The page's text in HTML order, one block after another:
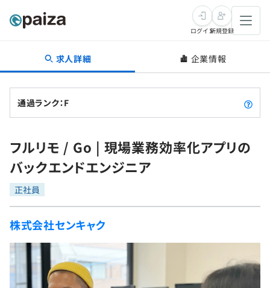
転職・キャリア
転職成功ガイド
転職エージェント
インタビュー
転職成功ガイド
新卒就活
求人検索
本選考
インターン
新卒エージェント
イベント・セミナー
学習
問題集
プログラミング言語
評価結果一覧
ゲーム・マンガ
Tech Team Journal
paizaとは？
ログイン新規登録
求人詳細 企業情報
通過ランク：F
フルリモ / Go | 現場業務効率化アプリの
バックエンドエンジニア
正社員
株式会社センキャク